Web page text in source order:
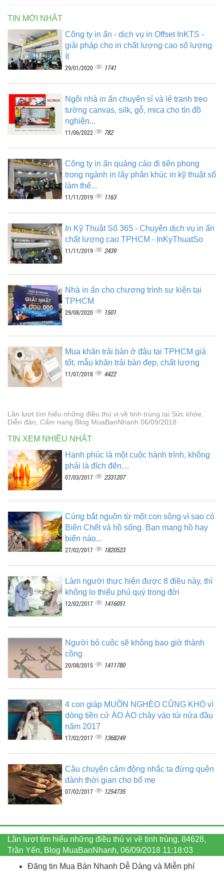
TIN MỚI NHẤT
Công ty in ấn - dịch vụ in Offset InKTS -
giải pháp cho in chất lượng cao số lượng
ít
29/01/2020 1741
Ngôi nhà in ấn chuyên sỉ và lẻ tranh treo
tường canvas, silk, gỗ, mica cho tín đồ
nghiện...
11/06/2022 782
Công ty in ấn quảng cáo đi tiên phong
trong ngành in lấy phân khúc in kỹ thuật số
làm thế...
11/11/2019 1163
In Kỹ Thuật Số 365 - Chuyên dịch vụ in ấn
chất lượng cao TPHCM - InKyThuatSo
11/11/2019 2439
Nhà in ấn cho chương trình sự kiện tại
TPHCM
29/08/2020 1501
Mua khăn trải bàn ở đâu tại TPHCM giá
tốt, mẫu khăn trải bàn đẹp, chất lượng
11/07/2018 4422
Lần lượt tìm hiểu những điều thú vị về tinh trùng tại Sức khỏe,
Diễn đàn, Cẩm nang Blog MuaBanNhanh 06/09/2018
TIN XEM NHIỀU NHẤT
Hạnh phúc là một cuộc hành trình, không
phải là đích đến…
07/03/2017 2331207
Cùng bắt nguồn từ một con sông vì sao có
Biển Chết và hồ sống. Bạn mang hồ hay
biển nào...
27/02/2017 1820523
Làm người thực hiện được 8 điều này, thì
không lo thiếu phú quý trong đời
12/02/2017 1416051
Người bỏ cuộc sẽ không bao giờ thành
công
20/08/2015 1411780
4 con giáp MUỐN NGHÈO CŨNG KHÓ vì
dòng tiền cứ ÀO ÀO chảy vào túi nửa đầu
năm 2017
17/02/2017 1368249
Câu chuyện cảm động nhắc ta đừng quên
dành thời gian cho bố mẹ
07/02/2017 1254735
Lần lượt tìm hiểu những điều thú vị về tinh trùng, 84628,
Trần Yến, Blog MuaBanNhanh, 06/09/2018 11:18:03
Đăng tin Mua Bán Nhanh Dễ Dàng và Miễn phí